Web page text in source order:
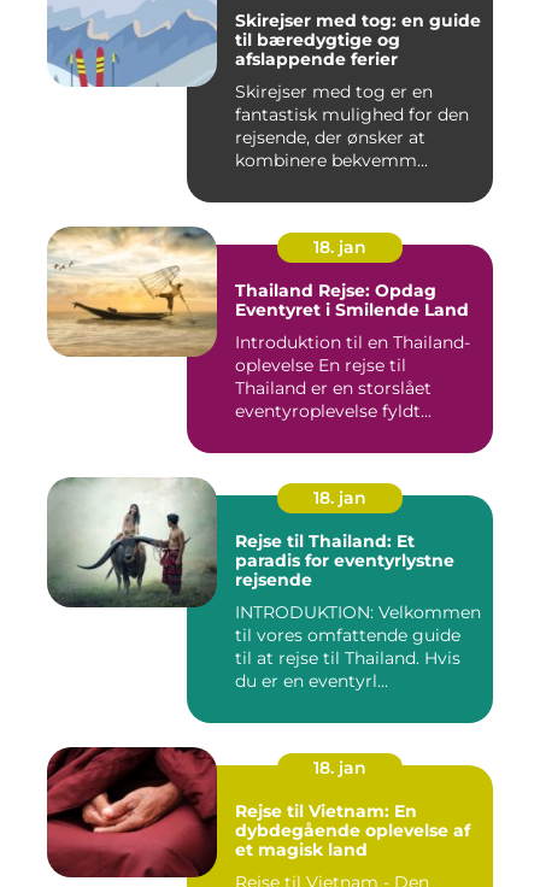
Skirejser med tog: en guide
til bæredygtige og
afslappende ferier
Skirejser med tog er en
fantastisk mulighed for den
rejsende, der ønsker at
kombinere bekvemm...
18. jan
Thailand Rejse: Opdag
Eventyret i Smilende Land
Introduktion til en Thailand-
oplevelse En rejse til
Thailand er en storslået
eventyroplevelse fyldt...
18. jan
Rejse til Thailand: Et
paradis for eventyrlystne
rejsende
INTRODUKTION: Velkommen
til vores omfattende guide
til at rejse til Thailand. Hvis
du er en eventyrl...
18. jan
Rejse til Vietnam: En
dybdegående oplevelse af
et magisk land
Rejse til Vietnam - Den